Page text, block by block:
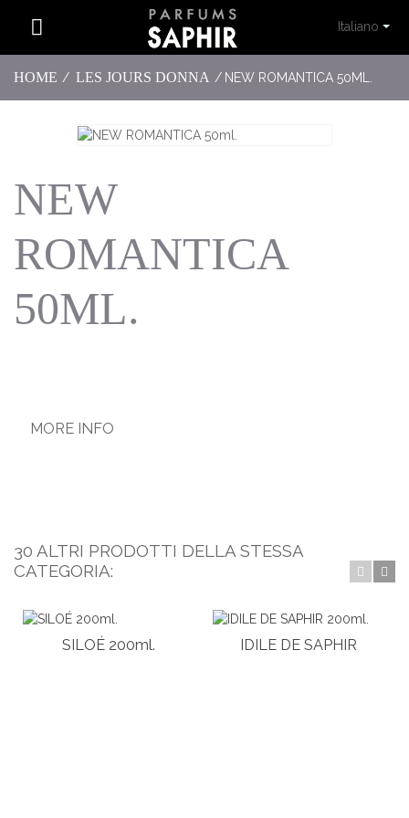
Italiano
HOME / LES JOURS DONNA / NEW ROMANTICA 50ML.
NEW
ROMANTICA
50ML.
MORE INFO
30 ALTRI PRODOTTI DELLA STESSA
CATEGORIA:
SILOÉ 200ml.
IDILE DE SAPHIR